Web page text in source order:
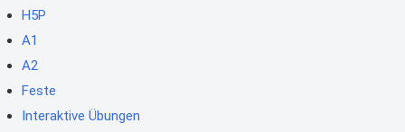
H5P
A1
A2
Feste
Interaktive Übungen